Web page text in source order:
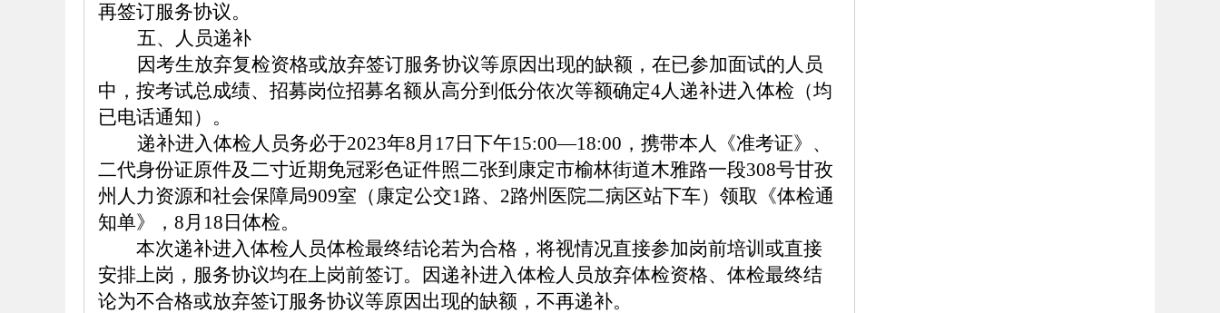
再签订服务协议。
五、人 员递补
因考生放弃复检资格或放弃签订服务协议等原因出现的缺额，在已参加面试的人员
中，按考试总成绩、招募岗位招募名额从高分到低分依次等额确定4人递补进入体检 （均
已电话通知 ）。
递补进入体检人员务必于2023年8月 17 日下午15:00—18:00，携带本人《准考证》、
二代身份证原件及二寸近期免冠彩色证件照二张到康定市榆林街道木雅路一段308号甘孜
州人力资源和社会保障局909室（康定公交1路、2路州医院二病区站下车）领取《体检通
知单》，8月 18 日 体检。
本次递补进入体检人员体检最终结论若为合格 ，将视情况直接参加岗前培训或直接
安排上岗 ， 服务协议均在上岗前签订。因递补进入体检人员放弃体检资格、体检最终结
论为不合格或放弃签订服务协议等原因出现的缺额，不再递补。